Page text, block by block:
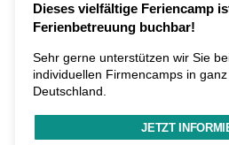
Dieses vielfältige Feriencamp
Ferienbetreuung buchbar!
Sehr gerne unterstützen wir Sie
individuellen Firmencamps in
Deutschland.
JETZT